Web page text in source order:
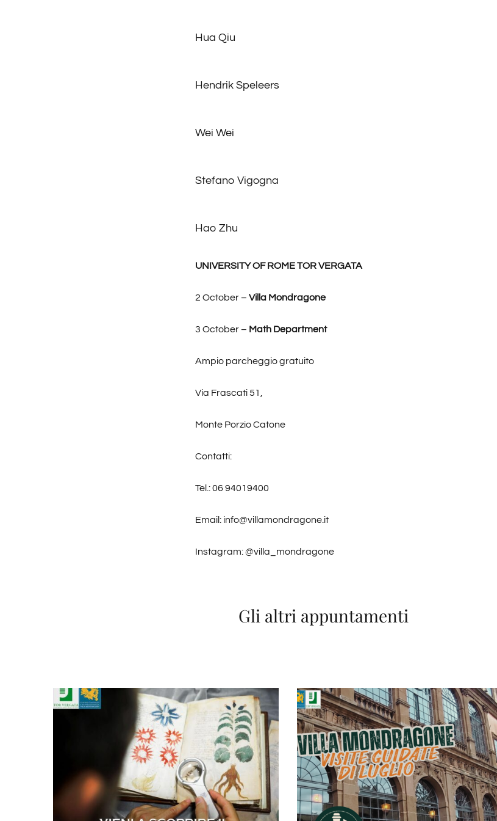
Hua Qiu
Hendrik Speleers
Wei Wei
Stefano Vigogna
Hao Zhu
UNIVERSITY OF ROME TOR VERGATA
2 October – Villa Mondragone
3 October – Math Department
Ampio parcheggio gratuito
Via Frascati 51,
Monte Porzio Catone
Contatti:
Tel.: 06 94019400
Email: info@villamondragone.it
Instagram: @villa_mondragone
Gli altri appuntamenti